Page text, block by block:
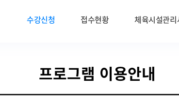
수강신청 접수현황 체육시설관
프로그램 이용안내